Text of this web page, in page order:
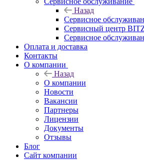
Назад
Сервисное
Сервисный центр
Сервисное
Оплата и доставка
Контакты
О компании
Назад
О компании
Новости
Вакансии
Партнеры
Лицензии
Документы
Отзывы
Блог
Сайт компании